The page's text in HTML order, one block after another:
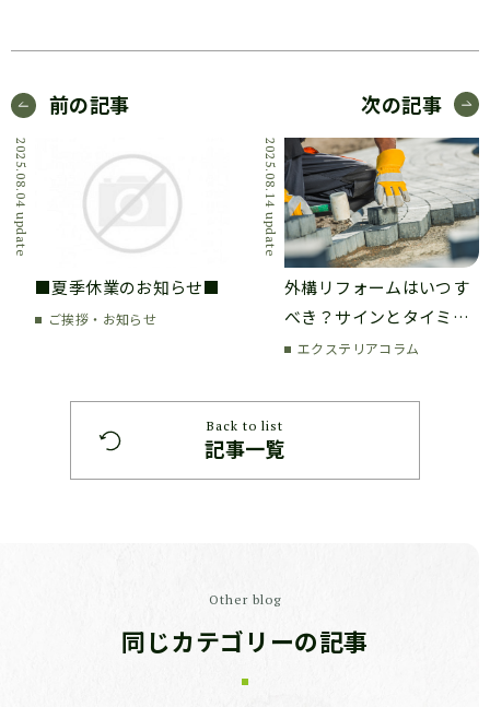
前の記事
2025.08.04 update
ご挨拶・お知らせ
■夏季休業のお知らせ■
Back to list
記事一覧
次の記事
2025.08.14 update
エクステリアコラム
外構リフォームはいつす
べき？サインとタイミン
グ
Other blog
同じカテゴリーの記事